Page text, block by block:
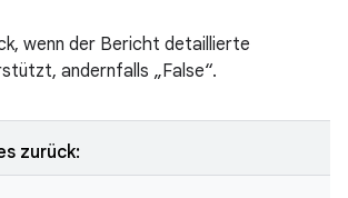
wenn der Bericht detaillierte
andernfalls „False“.
zurück: